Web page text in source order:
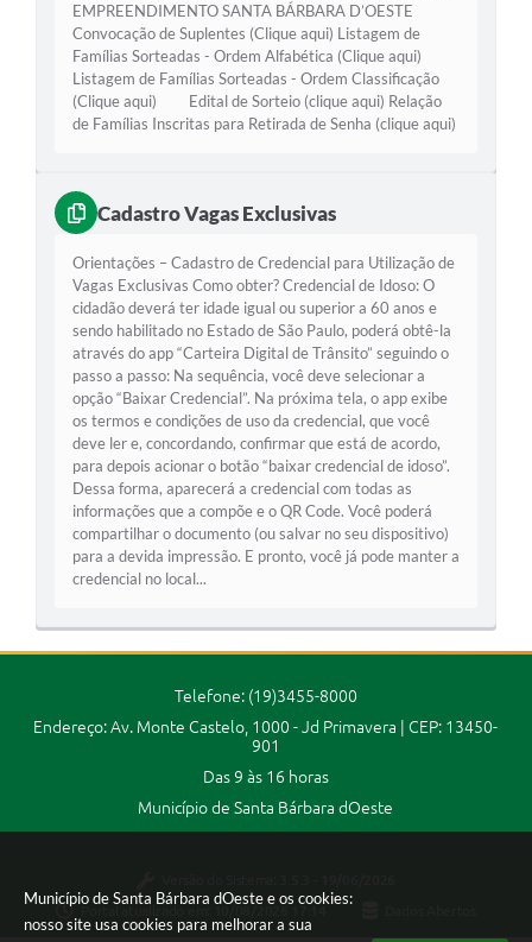
Município de Santa Bárbara dOeste e os cookies:
nosso site usa cookies para melhorar a sua
Cartas de Serviço ao Usuário
Principal
Notícias
Galeria de Vídeos
Legislação
Enquete
Agenda
Contato
Plano Municipal de Segurança Pública
Plano de Contratações Anuais
EMPREENDIMENTO SANTA BÁRBARA D’OESTE
Convocação de Suplentes (Clique aqui) Listagem de
Famílias Sorteadas - Ordem Alfabética (Clique aqui)
Listagem de Famílias Sorteadas - Ordem Classificação
(Clique aqui) Edital de Sorteio (clique aqui) Relação
de Famílias Inscritas para Retirada de Senha (clique aqui)
Cadastro Vagas Exclusivas
Orientações – Cadastro de Credencial para Utilização de
Vagas Exclusivas Como obter? Credencial de Idoso: O
cidadão deverá ter idade igual ou superior a 60 anos e
sendo habilitado no Estado de São Paulo, poderá obtê-la
através do app “Carteira Digital de Trânsito” seguindo o
passo a passo: Na sequência, você deve selecionar a
opção “Baixar Credencial”. Na próxima tela, o app exibe
os termos e condições de uso da credencial, que você
deve ler e, concordando, confirmar que está de acordo,
para depois acionar o botão “baixar credencial de idoso”.
Dessa forma, aparecerá a credencial com todas as
informações que a compõe e o QR Code. Você poderá
compartilhar o documento (ou salvar no seu dispositivo)
para a devida impressão. E pronto, você já pode manter a
credencial no local...
Telefone: (19)3455-8000
Endereço: Av. Monte Castelo, 1000 - Jd Primavera | CEP: 13450-
901
Das 9 às 16 horas
Município de Santa Bárbara dOeste